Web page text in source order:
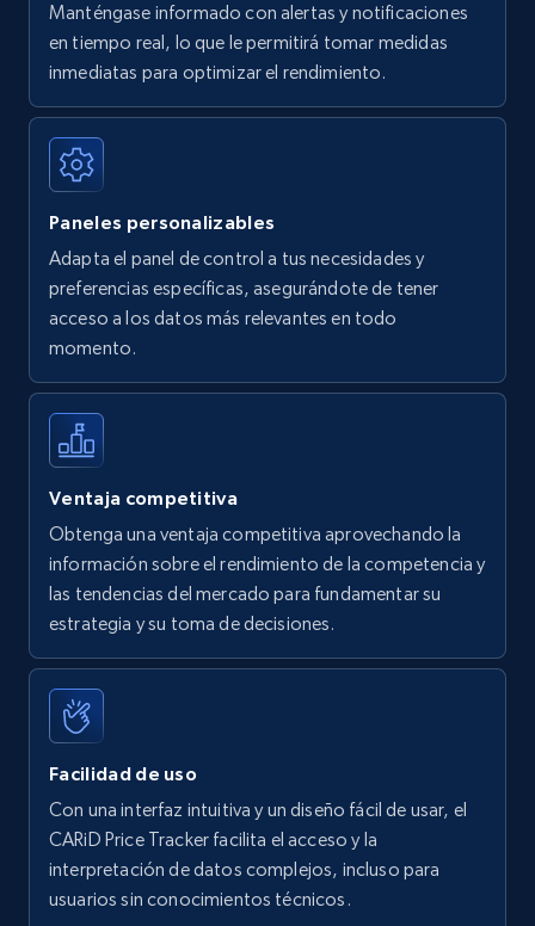
Amazon Reviews
URL, Product name, Product rating, Product
Author name, Asin, and more.
7.4K+ 870+
Walmart - products
Specifications, Image urls, Top reviews, and
more.
5.6K+ 875+
Walmart - products - Find new products by
using specific category URL
URL, Final price, Sku, Currency, Gtin,
Specifications, Image urls, Top reviews, and
more.
Walmart - products - Collects products by
Manténgase informado con alertas y notificaciones
en tiempo real, lo que le permitirá tomar medidas
inmediatas para optimizar el rendimiento.
Paneles personalizables
Adapta el panel de control a tus necesidades y
preferencias específicas, asegurándote de tener
acceso a los datos más relevantes en todo
momento.
Ventaja competitiva
Obtenga una ventaja competitiva aprovechando la
información sobre el rendimiento de la competencia y
las tendencias del mercado para fundamentar su
estrategia y su toma de decisiones.
Facilidad de uso
Con una interfaz intuitiva y un diseño fácil de usar, el
CARiD Price Tracker facilita el acceso y la
interpretación de datos complejos, incluso para
usuarios sin conocimientos técnicos.